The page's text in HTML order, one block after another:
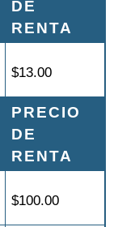
DE
RENTA
$13.00
PRECIO
DE
RENTA
$100.00